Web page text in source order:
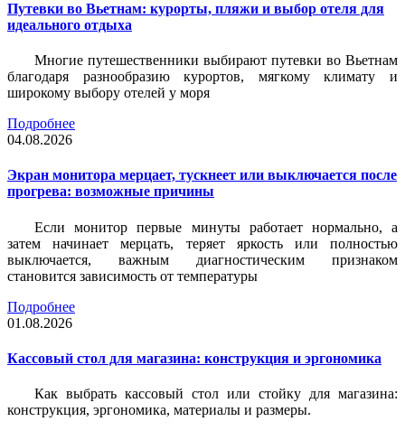
Путевки во Вьетнам: курорты, пляжи и выбор отеля для
идеального отдыха
Многие путешественники выбирают путевки во Вьетнам
благодаря разнообразию курортов, мягкому климату и
широкому выбору отелей у моря
Подробнее
04.08.2026
Экран монитора мерцает, тускнеет или выключается после
прогрева: возможные причины
Если монитор первые минуты работает нормально, а
затем начинает мерцать, теряет яркость или полностью
выключается, важным диагностическим признаком
становится зависимость от температуры
Подробнее
01.08.2026
Кассовый стол для магазина: конструкция и эргономика
Как выбрать кассовый стол или стойку для магазина:
конструкция, эргономика, материалы и размеры.